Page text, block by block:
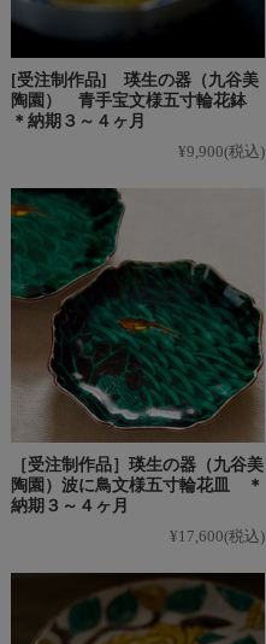
[受注制作品] 瑛生の器（九谷美
陶園） 青手宝文様五寸輪花鉢
＊納期３～４ヶ月
¥9,900(税込)
［受注制作品］瑛生の器（九谷美
陶園）波に鳥文様五寸輪花皿 ＊
納期３～４ヶ月
¥17,600(税込)